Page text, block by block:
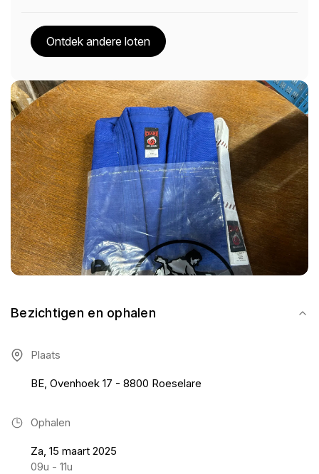
Bezichtigen en ophalen
Plaats
BE, Ovenhoek 17 - 8800 Roeselare
Ophalen
Za, 15 maart 2025
09u - 11u
Ontdek andere loten